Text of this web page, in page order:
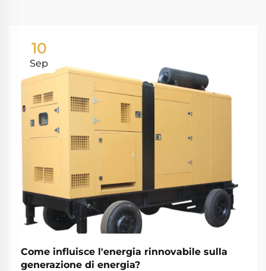
10
Sep
Come influisce l'energia rinnovabile sulla
generazione di energia?